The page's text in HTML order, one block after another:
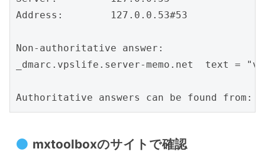
Address:	127.0.0.53#53
Non-authoritative answer:
_dmarc.vpslife.server-memo.net	text = "v=DMARC1; p=none; rua=mailto:dmarcrepo@vpslife.server-memo.net; ruf=mailto:dmarcrepo@vpslife.server-memo.net"
mxtoolboxのサイトで確認